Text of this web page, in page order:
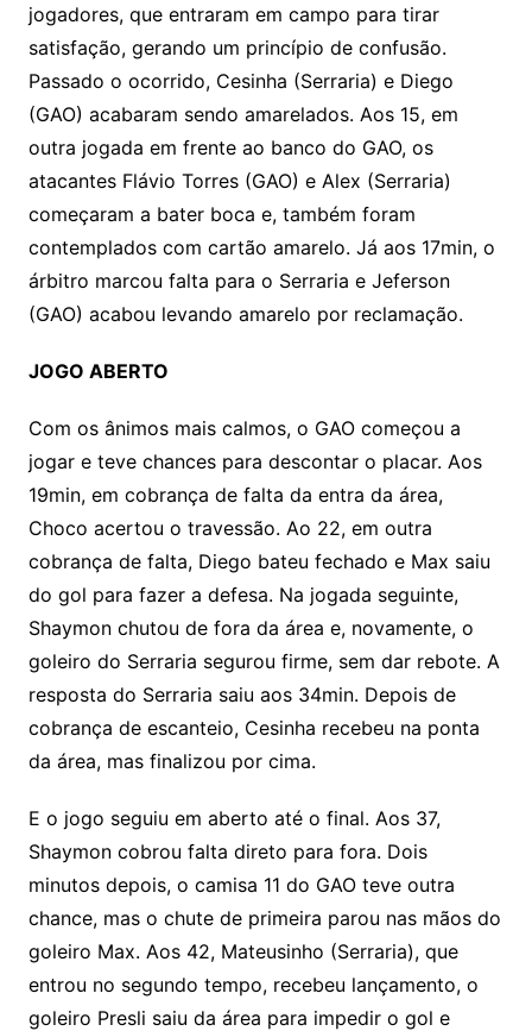
jogadores, que entraram em campo para tirar
satisfação, gerando um princípio de confusão.
Passado o ocorrido, Cesinha (Serraria) e Diego
(GAO) acabaram sendo amarelados. Aos 15, em
outra jogada em frente ao banco do GAO, os
atacantes Flávio Torres (GAO) e Alex (Serraria)
começaram a bater boca e, também foram
contemplados com cartão amarelo. Já aos 17min, o
árbitro marcou falta para o Serraria e Jeferson
(GAO) acabou levando amarelo por reclamação.
JOGO ABERTO
Com os ânimos mais calmos, o GAO começou a
jogar e teve chances para descontar o placar. Aos
19min, em cobrança de falta da entra da área,
Choco acertou o travessão. Ao 22, em outra
cobrança de falta, Diego bateu fechado e Max saiu
do gol para fazer a defesa. Na jogada seguinte,
Shaymon chutou de fora da área e, novamente, o
goleiro do Serraria segurou firme, sem dar rebote. A
resposta do Serraria saiu aos 34min. Depois de
cobrança de escanteio, Cesinha recebeu na ponta
da área, mas finalizou por cima.
E o jogo seguiu em aberto até o final. Aos 37,
Shaymon cobrou falta direto para fora. Dois
minutos depois, o camisa 11 do GAO teve outra
chance, mas o chute de primeira parou nas mãos do
goleiro Max. Aos 42, Mateusinho (Serraria), que
entrou no segundo tempo, recebeu lançamento, o
goleiro Presli saiu da área para impedir o gol e